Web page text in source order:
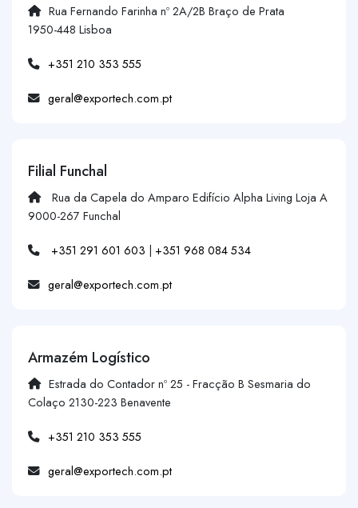
Rua Fernando Farinha nº 2A/2B Braço de Prata
1950-448 Lisboa
+351 210 353 555
geral@exportech.com.pt
Filial Funchal
Rua da Capela do Amparo Edifício Alpha Living Loja A
9000-267 Funchal
+351 291 601 603 | +351 968 084 534
geral@exportech.com.pt
Armazém Logístico
Estrada do Contador nº 25 - Fracção B Sesmaria do
Colaço 2130-223 Benavente
+351 210 353 555
geral@exportech.com.pt